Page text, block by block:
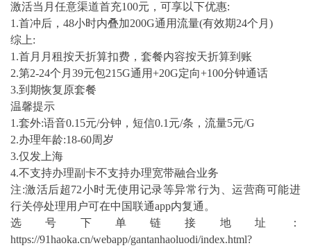
激活当月任意渠道首充100元，可享以下优惠:
1.首冲后，48小时内叠加200G通用流量(有效期24个月)
综上:
1.首月月租按天折算扣费，套餐内容按天折算到账
2.第2-24个月39元包215G通用+20G定向+100分钟通话
3.到期恢复原套餐
温馨提示
1.套外:语音0.15元/分钟，短信0.1元/条，流量5元/G
2.办理年龄:18-60周岁
3.仅发上海
4.不支持办理副卡不支持办理宽带融合业务
注:激活后超72小时无使用记录等异常行为、运营商可能进
行关停处理用户可在中国联通app内复通。
选号下单链接地址：
https://91haoka.cn/webapp/gantanhaoluodi/index.html?